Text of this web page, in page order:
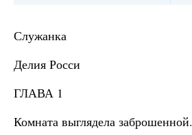
Служанка
Делия Росси
ГЛАВА 1
Комната выглядела заброшенной.